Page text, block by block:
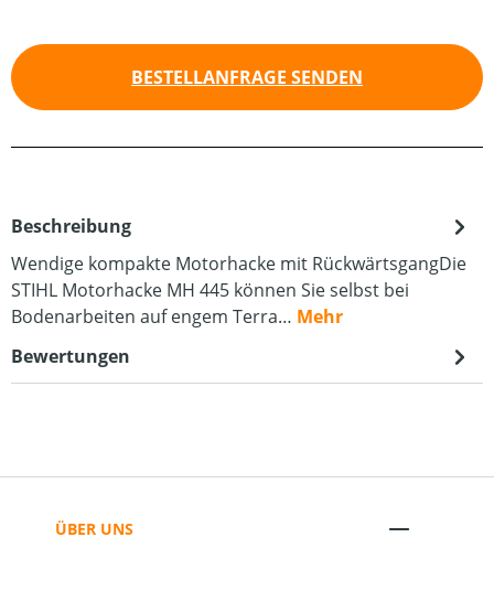
BESTELLANFRAGE SENDEN
Beschreibung
Wendige kompakte Motorhacke mit RückwärtsgangDie
STIHL Motorhacke MH 445 können Sie selbst bei
Bodenarbeiten auf engem Terra… Mehr
Bewertungen
ÜBER UNS